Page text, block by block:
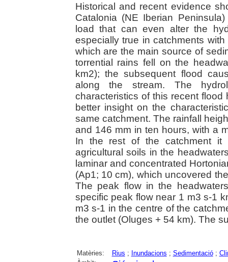
Historical and recent evidence
Catalonia (NE Iberian
load that can even alter the
especially true in catchments
which are the main source of
torrential rains fell on the
km2); the subsequent flood
along the stream. The
characteristics of this recent
better insight on the
same catchment. The rainfall
and 146 mm in ten hours, with a
In the rest of the catchment it
agricultural soils in the
laminar and concentrated
(Ap1; 10 cm), which uncovered
The peak flow in the
specific peak flow near 1 m3 s-1
m3 s-1 in the centre of the
the outlet (Oluges + 54 km). The
Matèries: Rius ; Inundacions ; Sedimentació;